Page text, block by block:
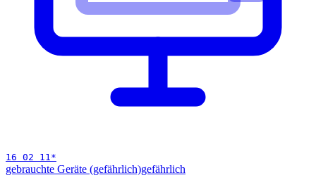
16 02 11 *
gebrauchte Geräte (gefährlich)gefährlich